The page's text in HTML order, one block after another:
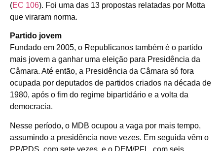
(EC 106). Foi uma das 13 propostas relatadas por Motta
que viraram norma.
Partido jovem
Fundado em 2005, o Republicanos também é o partido
mais jovem a ganhar uma eleição para Presidência da
Câmara. Até então, a Presidência da Câmara só fora
ocupada por deputados de partidos criados na década de
1980, após o fim do regime bipartidário e a volta da
democracia.
Nesse período, o MDB ocupou a vaga por mais tempo,
assumindo a presidência nove vezes. Em seguida vêm o
PP/PDS, com sete vezes, e o DEM/PFL, com seis.